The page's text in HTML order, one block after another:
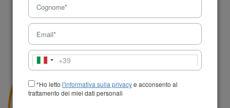
Italia
+39
+39
*Ho letto l'informativa sulla privacye acconsento al
trattamento dei miei dati personali